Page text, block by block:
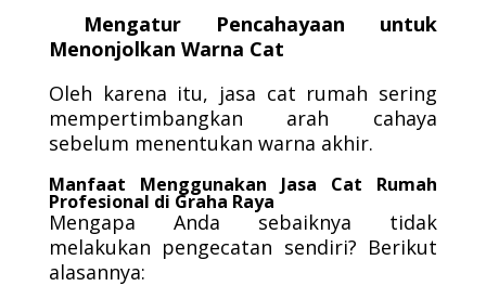
Mengatur Pencahayaan untuk
Menonjolkan Warna Cat
Oleh karena itu, jasa cat rumah sering
mempertimbangkan arah cahaya
sebelum menentukan warna akhir.
Manfaat Menggunakan Jasa Cat Rumah
Profesional di Graha Raya
Mengapa Anda sebaiknya tidak
melakukan pengecatan sendiri? Berikut
alasannya: